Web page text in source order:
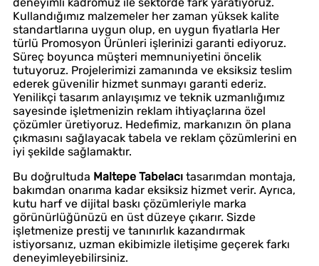
Kullandığımız malzemeler her zaman yüksek kalite
standartlarına uygun olup, en uygun fiyatlarla Her
türlü Promosyon Ürünleri işlerinizi garanti ediyoruz.
Süreç boyunca müşteri memnuniyetini öncelik
tutuyoruz. Projelerimizi zamanında ve eksiksiz teslim
ederek güvenilir hizmet sunmayı garanti ederiz.
Yenilikçi tasarım anlayışımız ve teknik uzmanlığımız
sayesinde işletmenizin reklam ihtiyaçlarına özel
çözümler üretiyoruz. Hedefimiz, markanızın ön plana
çıkmasını sağlayacak tabela ve reklam çözümlerini en
iyi şekilde sağlamaktır.
Bu doğrultuda Maltepe Tabelacı tasarımdan montaja,
bakımdan onarıma kadar eksiksiz hizmet verir. Ayrıca,
kutu harf ve dijital baskı çözümleriyle marka
görünürlüğünüzü en üst düzeye çıkarır. Sizde
işletmenize prestij ve tanınırlık kazandırmak
istiyorsanız, uzman ekibimizle iletişime geçerek farkı
deneyimleyebilirsiniz.